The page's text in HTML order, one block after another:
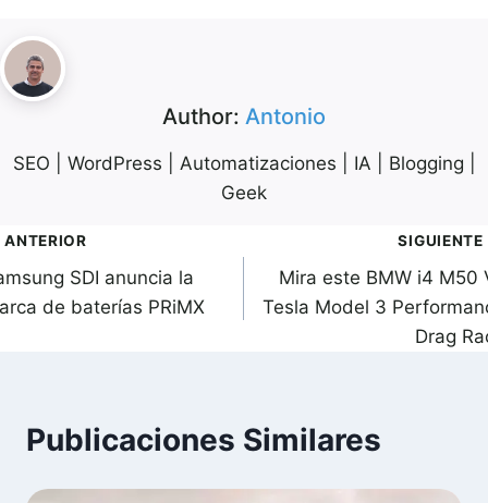
Author: Antonio
SEO | WordPress | Automatizaciones | IA | Blogging |
Geek
ANTERIOR
SDI anuncia la
de baterías PRiMX
SIGUIENTE
Mira este BMW i4 M50
Tesla Model 3
Drag
Publicaciones Similares